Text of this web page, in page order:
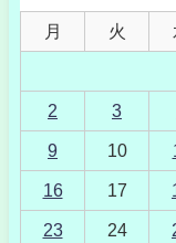
月 火
2 3
9 10
16 17
23 24